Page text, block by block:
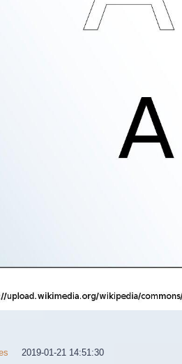
2019-01-21 14:51:30